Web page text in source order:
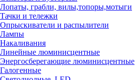
Лопаты, грабли, вилы,топоры,мотыги
Тачки и тележки
Опрыскиватели и распылители
Лампы
Накаливания
Линейные люминисцентные
Энергосберегающие люминисцентные
Галогенные